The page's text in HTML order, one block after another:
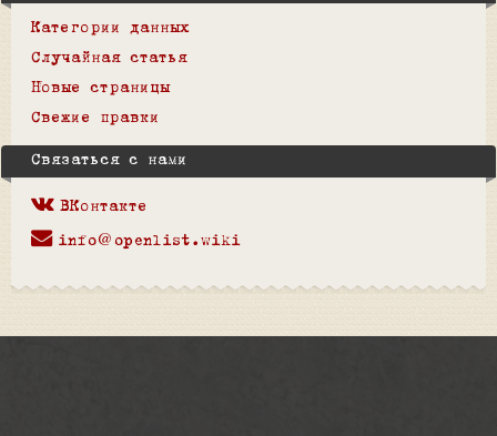
Категории данных
Случайная статья
Новые страницы
Свежие правки
Связаться с нами
ВКонтакте
info@openlist.wiki